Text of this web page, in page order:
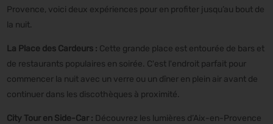
Provence, voici deux expériences pour en profiter jusqu’au bout de
la nuit.
La Place des Cardeurs : Cette grande place est entourée de bars et
de restaurants populaires en soirée. C'est l'endroit parfait pour
commencer la nuit avec un verre ou un dîner en plein air avant de
continuer dans les discothèques à proximité.
City Tour en Side-Car : Découvrez les lumières d’Aix-en-Provence